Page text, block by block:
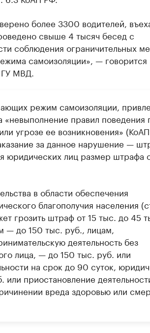
более 3300 водителей,
свыше 4 тысяч бесед с
соблюдения ограничительных
самоизоляции», — говорится
МВД.
режим самоизоляции,
«невыполнение правил поведения
угрозе ее возникновения»
за данное нарушение —
юридических лиц размер штрафа
в области обеспечения
благополучия населения
грозить штраф от 15 тыс. до 45
— до 150 тыс. руб., лицам,
деятельность без
лица, — до 150 тыс. руб. или
на срок до 90 суток,
приостановление
вреда здоровью или